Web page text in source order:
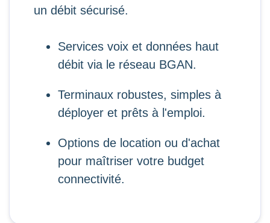
un débit sécurisé.
Services voix et données haut
débit via le réseau BGAN.
Terminaux robustes, simples à
déployer et prêts à l'emploi.
Options de location ou d'achat
pour maîtriser votre budget
connectivité.